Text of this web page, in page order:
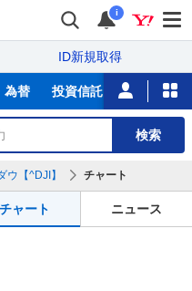
i
ID新規取得
為替 投資信託 ニュース
検索
ウ【^DJI】 チャート
チャート ニュース